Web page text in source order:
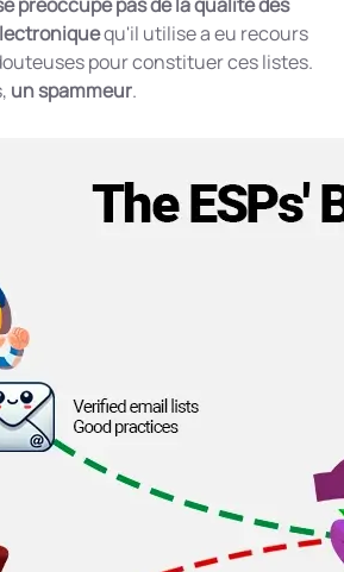
qu'il utilise a eu recours
pour constituer ces listes.
un spammeur.